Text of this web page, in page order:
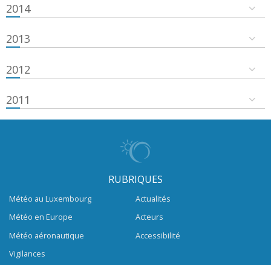
2014
2013
2012
2011
RUBRIQUES
Météo au Luxembourg
Météo en Europe
Météo aéronautique
Vigilances
Actualités
Acteurs
Accessibilité